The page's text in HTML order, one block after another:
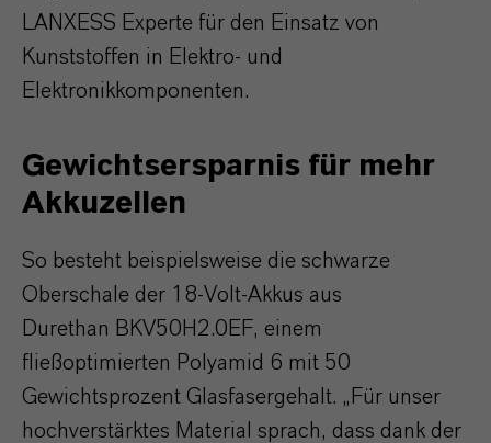
LANXESS Experte für den Einsatz von
Kunststoffen in Elektro- und
Elektronikkomponenten.
Gewichtsersparnis für mehr
Akkuzellen
So besteht beispielsweise die schwarze
Oberschale der 18-Volt-Akkus aus
Durethan BKV50H2.0EF, einem
fließoptimierten Polyamid 6 mit 50
Gewichtsprozent Glasfasergehalt. „Für unser
hochverstärktes Material sprach, dass dank der